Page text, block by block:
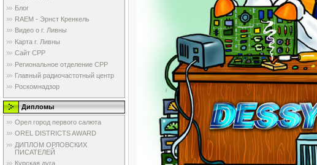
Блог
RAEM - Эрнст Кренкель
Видео о г. Ливны
Карта г. Ливны
Сайт СРР
Региональное отделение СРР
Главный радиочастотный центр
Роскомнадзор
Дипломы
Орел город первого салюта
OREL DISTRICTS AWARD
ДИПЛОМ ОРЛОВСКИХ
ПИСАТЕЛЕЙ
Курская дуга